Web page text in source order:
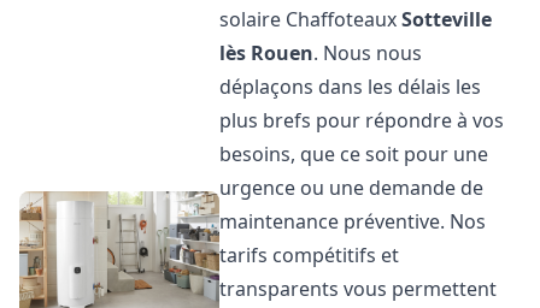
solaire ChaffoteauxSotteville
lès Rouen. Nous nous
déplaçons dans les délais les
plus brefs pour répondre à vos
besoins, que ce soit pour une
urgence ou une demande de
maintenance préventive. Nos
tarifs compétitifs et
transparents vous permettent